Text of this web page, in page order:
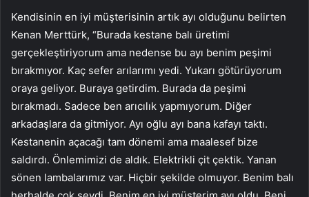
Kendisinin en iyi müşterisinin artık ayı olduğunu belirten
Kenan Merttürk, “Burada kestane balı üretimi
gerçekleştiriyorum ama nedense bu ayı benim peşimi
bırakmıyor. Kaç sefer arılarımı yedi. Yukarı götürüyorum
oraya geliyor. Buraya getirdim. Burada da peşimi
bırakmadı. Sadece ben arıcılık yapmıyorum. Diğer
arkadaşlara da gitmiyor. Ayı oğlu ayı bana kafayı taktı.
Kestanenin açacağı tam dönemi ama maalesef bize
saldırdı. Önlemimizi de aldık. Elektrikli çit çektik. Yanan
sönen lambalarımız var. Hiçbir şekilde olmuyor. Benim balı